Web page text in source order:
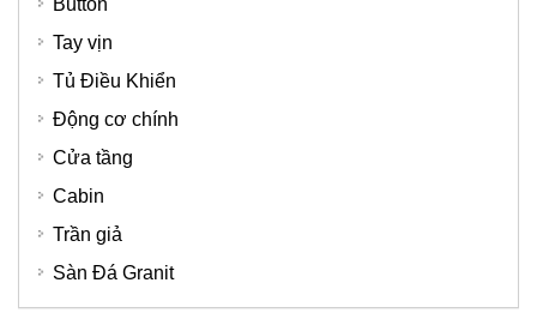
Button
Tay vịn
Tủ Điều Khiển
Động cơ chính
Cửa tầng
Cabin
Trần giả
Sàn Đá Granit